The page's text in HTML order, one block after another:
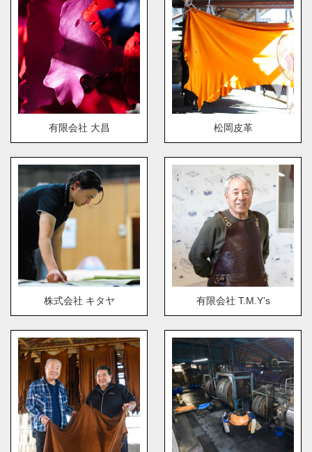
有限会社 大昌 松岡皮革
株式会社 キタヤ 有限会社 T.M.Y’s